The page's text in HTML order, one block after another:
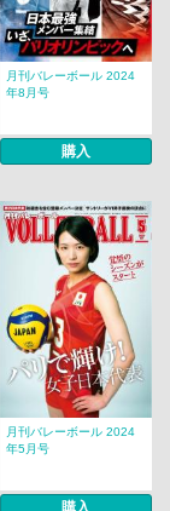
月刊バレーボール 2024
年8月号
購入
月刊バレーボール 2024
年5月号
購入